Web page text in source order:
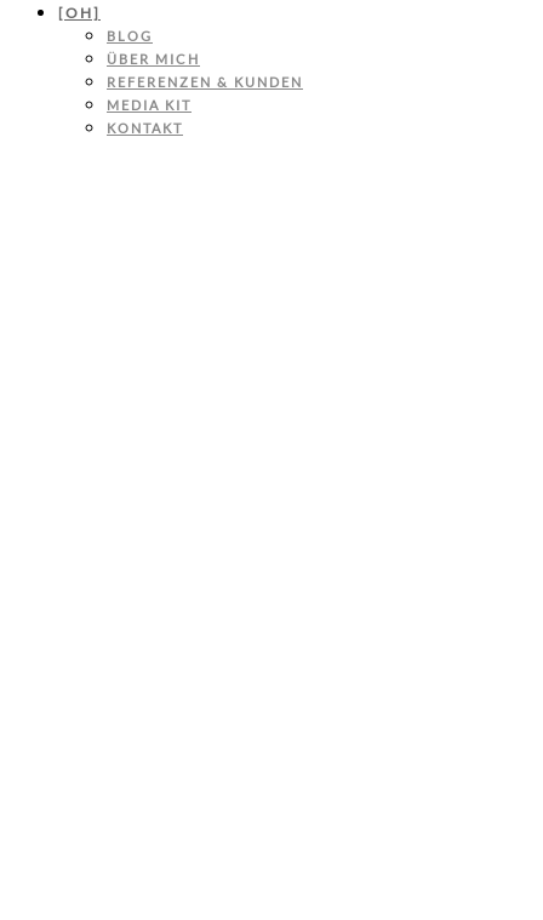
[OH]
BLOG
ÜBER MICH
REFERENZEN & KUNDEN
MEDIA KIT
KONTAKT